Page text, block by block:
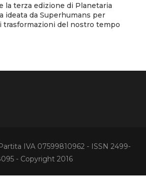
la terza edizione di Planetaria
ideata da Superhumans per
trasformazioni del nostro tempo
IVA 07599810962 - ISSN 2499-
- Copyright 2016